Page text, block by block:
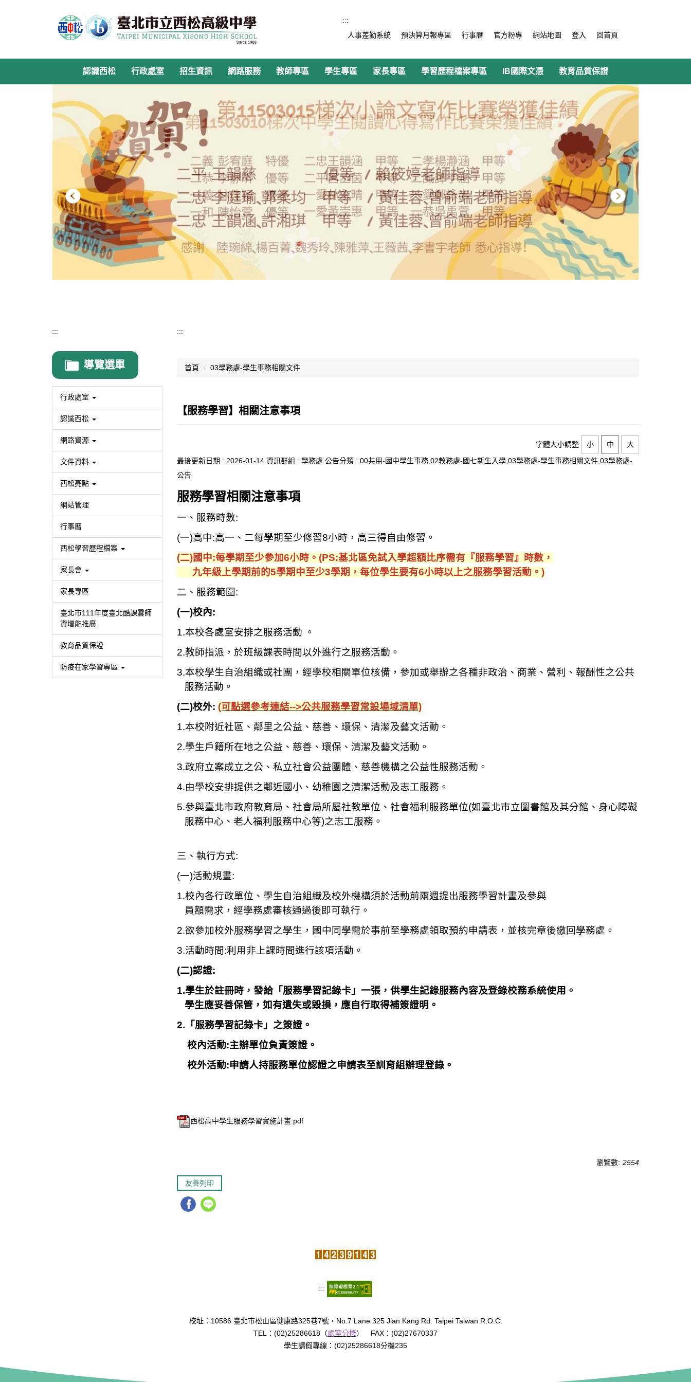
容
:::
人事差勤系統
預決算月報專區 行事曆 官方粉專 網站地圖 登入 回首頁
認識西松 行政處室 招生資訊 網路服務 教師專區 學生專區 家長專區 學習歷程檔案專區 IB國際文憑 教育品質保證
:::
導覽選單
行政處室
認識西松
網路資源
文件資料
西松亮點
網站管理
行事曆
西松學習歷程檔案
家長會
家長專區
臺北市111年度臺北酷課雲師
資增能推廣
教育品質保證
防疫在家學習專區
:::
首頁 03學務處-學生事務相關文件
【服務學習】相關注意事項
字體大小調整 小 中
大
最後更新日期 : 2026-01-14 資訊群組 : 學務處 公告分類 : 00共用-國中學生事務,02教務處-國七新生入學,03學務處-學生事務相關文件,03學務處-
公告
服務學習相關注意事項
一、服務時數:
(一)高中:高一、二每學期至少修習8小時，高三得自由修習。
(二)國中:每學期至少參加6小時。(PS:基北區免試入學超額比序需有『服務學習』時數，
九年級上學期前的5學期中至少3學期，每位學生要有6小時以上之服務學習活動。)
二、服務範圍:
(一)校內:
1.本校各處室安排之服務活動 。
2.教師指派，於班級課表時間以外進行之服務活動。
3.本校學生自治組織或社團，經學校相關單位核備，參加或舉辦之各種非政治、商業、營利、報酬性之公共
服務活動。
(二)校外: (可點選參考連結-->公共服務學習常設場域清單)
1.本校附近社區、鄰里之公益、慈善、環保、清潔及藝文活動。
2.學生戶籍所在地之公益、慈善、環保、清潔及藝文活動。
3.政府立案成立之公、私立社會公益團體、慈善機構之公益性服務活動。
4.由學校安排提供之鄰近國小、幼稚園之清潔活動及志工服務。
5.參與臺北市政府教育局、社會局所屬社教單位、社會福利服務單位(如臺北市立圖書館及其分館、身心障礙
服務中心、老人福利服務中心等)之志工服務。
三、執行方式:
(一)活動規畫:
1.校內各行政單位、學生自治組織及校外機構須於活動前兩週提出服務學習計畫及參與
員額需求， 經學務處審核通過後即可執行。
2.欲參加校外服務學習之學生，國中同學需於事前至學務處領取預約申請表，並核完章後繳回學務處。
3.活動時間:利用非上課時間進行該項活動。
(二)認證:
1.學生於註冊時，發給「 服務學習記錄卡 」一張，供學生記錄服務內容及登錄校務系統使用。
學生應妥善保管，如有遺失或毀損，應自行取得補簽證明。
2. 「服務學習記錄卡」之簽證。
校內活動:主辦單位負責簽證。
校外活動:申請人持服務單位認證之申請表至訓育組辦理登錄。
西松高中學生服務學習實施計畫.pdf
瀏覽數: 2554
友善列印
:::
校址：10586 臺北市松山區健康路325巷7號‧No.7 Lane 325 Jian Kang Rd. Taipei Taiwan R.O.C.
TEL：(02)25286618（處室分機） FAX：(02)27670337
學生請假專線：(02)25286618分機235